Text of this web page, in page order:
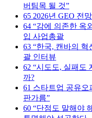
버팀목 될 것”
65 2026년 GEO 전
64 “감에 의존한 옥
입 사업총괄
63 “한국, 캔바의 혁
괄 인터뷰
62 “시도도, 실패도
까?
61 스타트업 공유
판가름”
60 “단점도 말해야